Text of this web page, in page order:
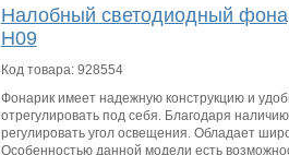
Налобный светодиодный
H09
Код товара: 928554
Фонарик имеет надежную конструкцию и
отрегулировать под себя. Благодаря
регулировать угол освещения. Обладает
Особенностью данной модели есть